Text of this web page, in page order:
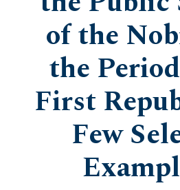
of the
the
First
Few